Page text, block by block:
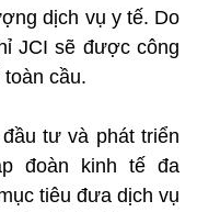
dịch vụ y tế. Do
JCI sẽ được công
cầu.
tư và phát triển
đoàn kinh tế đa
tiêu đưa dịch vụ